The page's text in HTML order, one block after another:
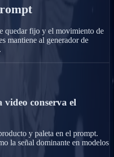
quedar fijo y el movimiento de
mantiene al generador de
video conserva el
y paleta en el prompt.
la señal dominante en modelos